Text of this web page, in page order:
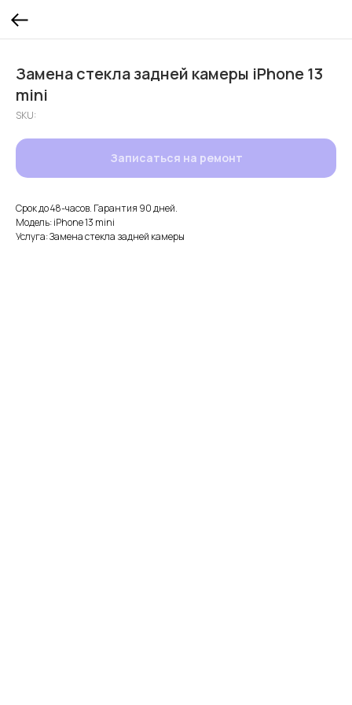
Замена стекла задней камеры iPhone 13
mini
SKU:
Записаться на ремонт
Срок до 48-часов. Гарантия 90 дней.
Модель: iPhone 13 mini
Услуга: Замена стекла задней камеры